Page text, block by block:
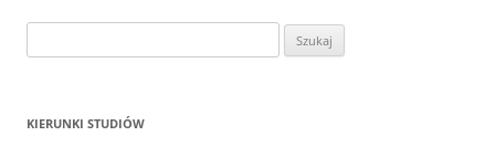
z
KIERUNKI STUDIÓW